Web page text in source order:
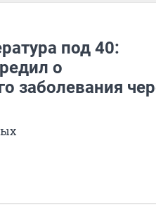
под 40:
о
заболевания